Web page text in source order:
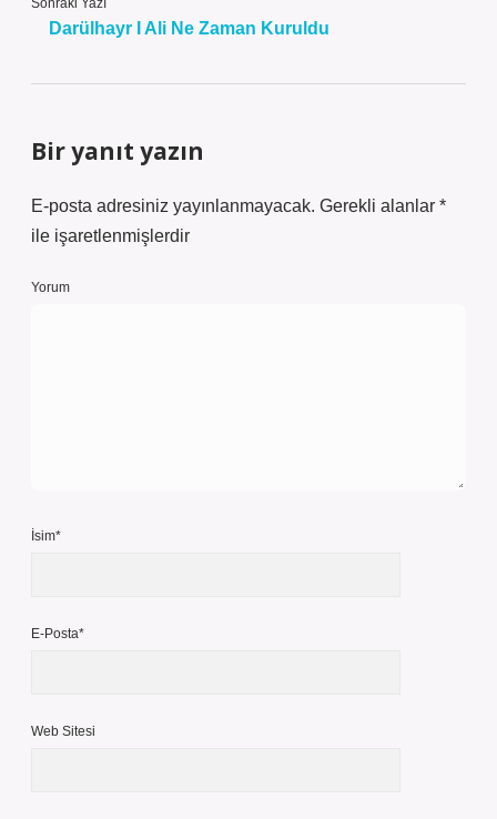
Sonraki Yazı
Darülhayr I Ali Ne Zaman Kuruldu
Bir yanıt yazın
E-posta adresiniz yayınlanmayacak. Gerekli alanlar *
ile işaretlenmişlerdir
Yorum
İsim*
E-Posta*
Web Sitesi